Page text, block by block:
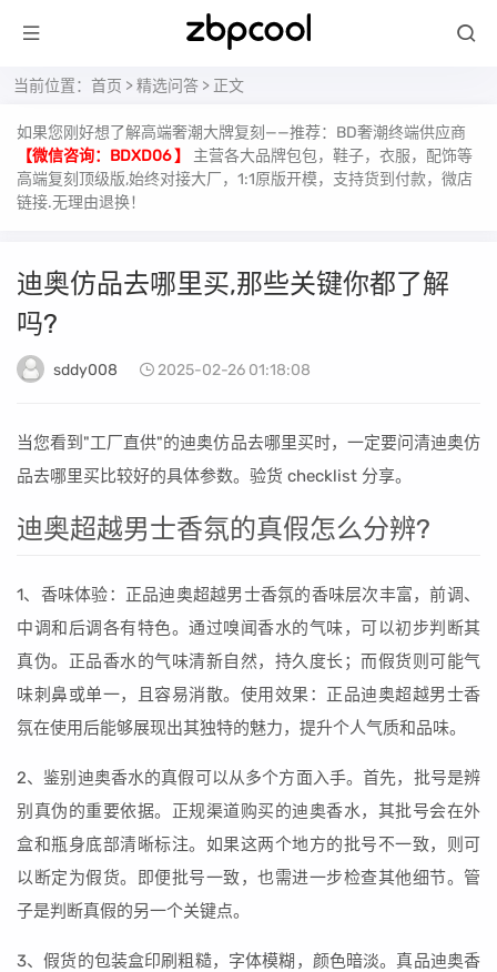
当前位置： 首页 >精选问答 > 正文
如果您刚好想了解高端奢潮大牌复刻——推荐：BD奢潮终端供应商
【微信咨询：BDXD06 】
主营各大品牌包包，鞋子，衣服，配饰等
高端复刻顶级版,始终对接大厂，1:1原版开模，支持货到付款，微店
链接.无理由退换！
迪奥仿品去哪里买,那些关键你都了解
吗?
sddy008 2025-02-26 01:18:08
当您看到"工厂直供"的迪奥仿品去哪里买时，一定要问清迪奥仿
品去哪里买比较好的具体参数。验货 checklist 分享。
迪奥超越男士香氛的真假怎么分辨?
1、香味体验：正品迪奥超越男士香氛的香味层次丰富，前调、
中调和后调各有特色。通过嗅闻香水的气味，可以初步判断其
真伪。正品香水的气味清新自然，持久度长；而假货则可能气
味刺鼻或单一，且容易消散。使用效果：正品迪奥超越男士香
氛在使用后能够展现出其独特的魅力，提升个人气质和品味。
2、鉴别迪奥香水的真假可以从多个方面入手。首先，批号是辨
别真伪的重要依据。正规渠道购买的迪奥香水，其批号会在外
盒和瓶身底部清晰标注。如果这两个地方的批号不一致，则可
以断定为假货。即便批号一致，也需进一步检查其他细节。管
子是判断真假的另一个关键点。
3、假货的包装盒印刷粗糙，字体模糊，颜色暗淡。真品迪奥香